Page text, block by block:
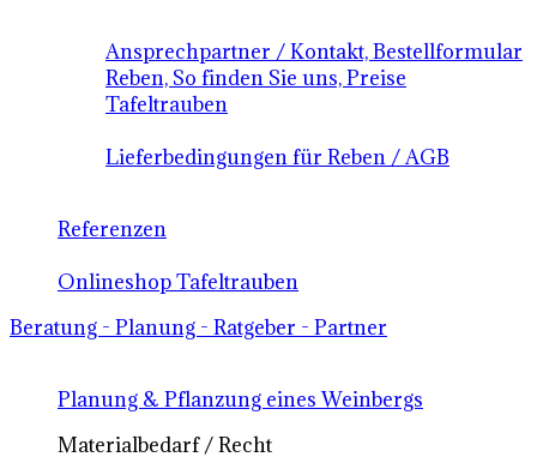
Ansprechpartner / Kontakt, Bestellformular
Reben, So finden Sie uns, Preise
Tafeltrauben
Lieferbedingungen für Reben / AGB
Referenzen
Onlineshop Tafeltrauben
Beratung - Planung - Ratgeber - Partner
Planung & Pflanzung eines Weinbergs
Materialbedarf / Recht